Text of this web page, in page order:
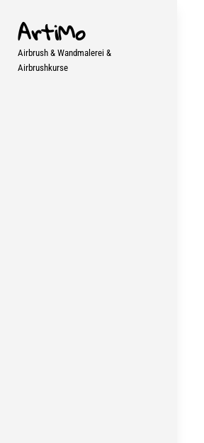
content
ArtiMo
Airbrush & Wandmalerei &
Airbrushkurse